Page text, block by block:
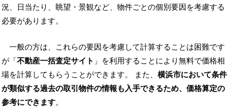
況、日当たり、眺望・景観など、物件ごとの個別要因を考慮する
必要があります。
一般の方は、これらの要因を考慮して計算することは困難です
が「不動産一括査定サイト 」を利用することにより無料で価格相
場を計算してもらうことができます。 また、 横浜市において条件
が類似する過去の取引物件の情報も入手できるため、価格算定の
参考にできます。